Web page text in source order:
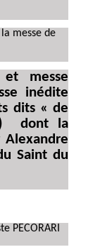
messe de
et messe
inédite
dits « de
dont la
Saint du
PECORARI